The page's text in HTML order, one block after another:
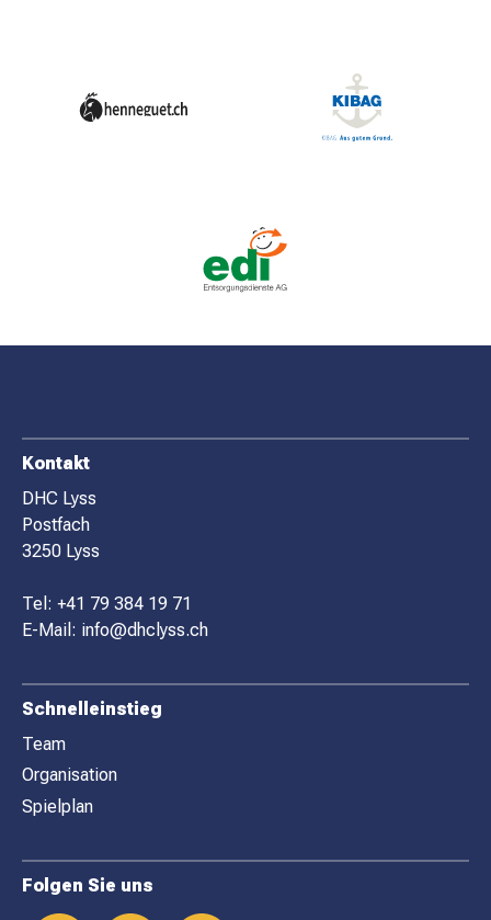
F
O
O
T
E
R
Kontakt
DHC Lyss
Postfach
3250 Lyss
Tel: +41 79 384 19 71
E-Mail: info@dhclyss.ch
Schnelleinstieg
Team
Organisation
Spielplan
Folgen Sie uns